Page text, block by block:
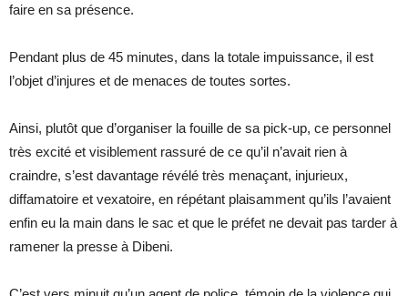
faire en sa présence.
Pendant plus de 45 minutes, dans la totale impuissance, il est
l’objet d’injures et de menaces de toutes sortes.
Ainsi, plutôt que d’organiser la fouille de sa pick-up, ce personnel
très excité et visiblement rassuré de ce qu’il n’avait rien à
craindre, s’est davantage révélé très menaçant, injurieux,
diffamatoire et vexatoire, en répétant plaisamment qu’ils l’avaient
enfin eu la main dans le sac et que le préfet ne devait pas tarder à
ramener la presse à Dibeni.